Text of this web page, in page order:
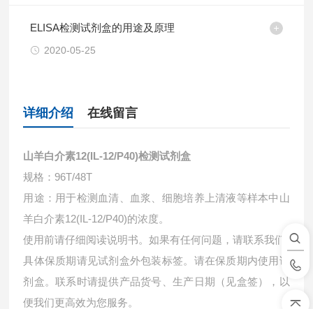
ELISA检测试剂盒的用途及原理
2020-05-25
详细介绍 在线留言
山羊白介素12(IL-12/P40)检测试剂盒
规格：96T/48T
用途：用于检测血清、血浆、细胞培养上清液等样本中 山
羊白介素12(IL-12/P40)的浓度。
使用前请仔细阅读说明书。如果有任何问题，请联系我们
具体保质期请见试剂盒外包装标签。请在保质期内使用试
剂盒。联系时请提供产品货号、生产日期（见盒签），以
便我们更高效为您服务。